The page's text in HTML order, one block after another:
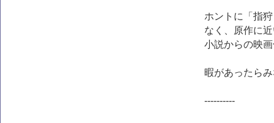
ホントに「指
なく、原作に
小説からの映
暇があったら
----------